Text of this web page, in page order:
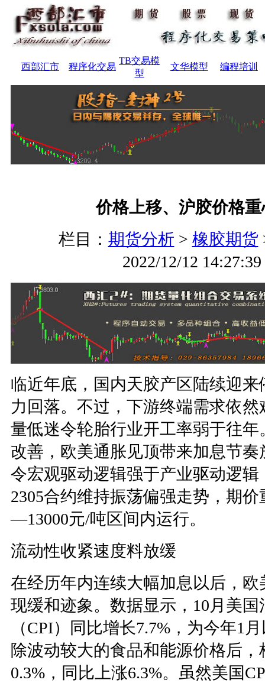
西部汇市 程序化交易
TB交易模
型
文华模型 编程培训
价格上移、沪胶价格
栏目： 期货分析 > 橡胶期货
2022/12/12
临近年底，国内天胶产区陆续迎
力回落。不过，下游终端需求依
量低迷令轮胎行业开工率弱于往
改善，欧美通胀见顶带来加息节
令宏观驱动逻辑强于产业驱动逻
2305合约维持振荡偏强走势，期价
—13000元/吨区间内运行。
流动性收紧速度料放缓
在经历年内连续大幅加息以后，
现缓和迹象。数据显示，10月美
（CPI）同比增长7.7%，为今年1
除波动较大的食品和能源价格后，
0.3%，同比上涨6.3%。虽然美国